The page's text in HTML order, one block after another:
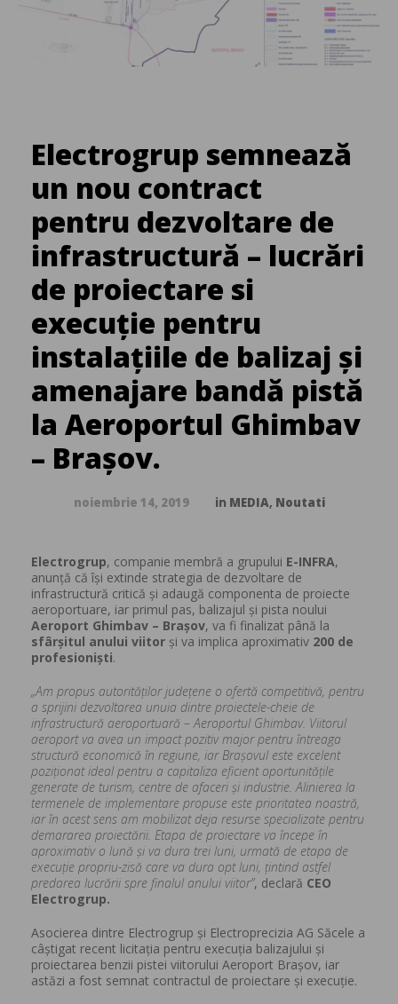
Electrogrup semnează
un nou contract
pentru dezvoltare de
infrastructură – lucrări
de proiectare si
execuție pentru
instalațiile de balizaj și
amenajare bandă pistă
la Aeroportul Ghimbav
– Brașov.
noiembrie 14, 2019 in MEDIA, Noutati
Electrogrup, companie membră a grupului E-INFRA,
anunță că își extinde strategia de dezvoltare de
infrastructură critică și adaugă componenta de proiecte
aeroportuare, iar primul pas, balizajul și pista noului
Aeroport Ghimbav – Brașov, va fi finalizat până la
sfârșitul anului viitor și va implica aproximativ 200 de
profesioniști.
„Am propus autorităților județene o ofertă competitivă, pentru
a sprijini dezvoltarea unuia dintre proiectele-cheie de
infrastructură aeroportuară – Aeroportul Ghimbav. Viitorul
aeroport va avea un impact pozitiv major pentru întreaga
structură economică în regiune, iar Brașovul este excelent
poziționat ideal pentru a capitaliza eficient oportunitățile
generate de turism, centre de afaceri și industrie. Alinierea la
termenele de implementare propuse este prioritatea noastră,
iar în acest sens am mobilizat deja resurse specializate pentru
demararea proiectării. Etapa de proiectare va începe în
aproximativ o lună și va dura trei luni, urmată de etapa de
execuție propriu-zisă care va dura opt luni, țintind astfel
predarea lucrării spre finalul anului viitor”, declară CEO
Electrogrup.
Asocierea dintre Electrogrup și Electroprecizia AG Săcele a
câștigat recent licitația pentru execuția balizajului și
proiectarea benzii pistei viitorului Aeroport Brașov, iar
astăzi a fost semnat contractul de proiectare și execuție.